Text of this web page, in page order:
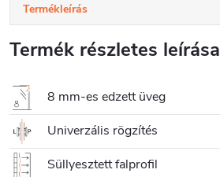
Termékleírás
Termék részletes leírása
8 mm-es edzett üveg
Univerzális rögzítés
Süllyesztett falprofil